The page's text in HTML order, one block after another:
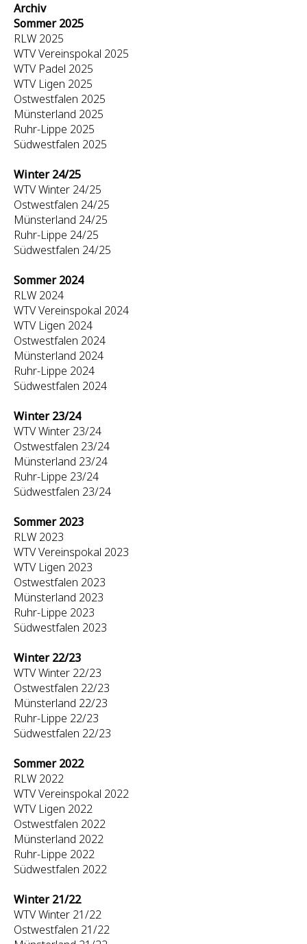
Archiv
Sommer 2025
RLW 2025
WTV Vereinspokal 2025
WTV Padel 2025
WTV Ligen 2025
Ostwestfalen 2025
Münsterland 2025
Ruhr-Lippe 2025
Südwestfalen 2025
Winter 24/25
WTV Winter 24/25
Ostwestfalen 24/25
Münsterland 24/25
Ruhr-Lippe 24/25
Südwestfalen 24/25
Sommer 2024
RLW 2024
WTV Vereinspokal 2024
WTV Ligen 2024
Ostwestfalen 2024
Münsterland 2024
Ruhr-Lippe 2024
Südwestfalen 2024
Winter 23/24
WTV Winter 23/24
Ostwestfalen 23/24
Münsterland 23/24
Ruhr-Lippe 23/24
Südwestfalen 23/24
Sommer 2023
RLW 2023
WTV Vereinspokal 2023
WTV Ligen 2023
Ostwestfalen 2023
Münsterland 2023
Ruhr-Lippe 2023
Südwestfalen 2023
Winter 22/23
WTV Winter 22/23
Ostwestfalen 22/23
Münsterland 22/23
Ruhr-Lippe 22/23
Südwestfalen 22/23
Sommer 2022
RLW 2022
WTV Vereinspokal 2022
WTV Ligen 2022
Ostwestfalen 2022
Münsterland 2022
Ruhr-Lippe 2022
Südwestfalen 2022
Winter 21/22
WTV Winter 21/22
Ostwestfalen 21/22